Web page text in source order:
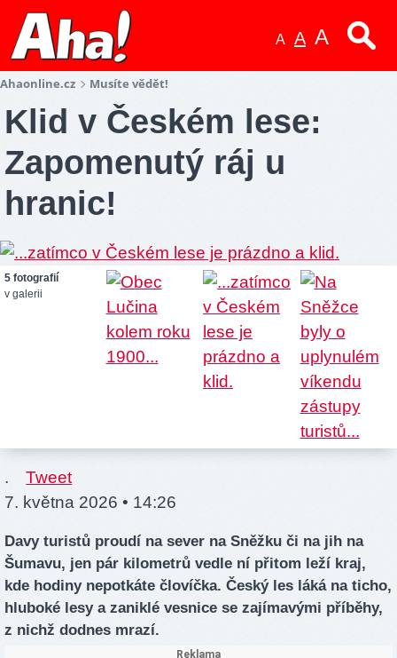
A A A
Ahaonline.cz Musíte vědět!
Klid v Českém lese:
Zapomenutý ráj u
hranic!
5 fotografií
v galerii
.
Tweet
7. května 2026 • 14:26
Davy turistů proudí na sever na Sněžku či na jih na
Šumavu, jen pár kilometrů vedle ní přitom leží kraj,
kde hodiny nepotkáte človíčka. Český les láká na ticho,
hluboké lesy a zaniklé vesnice se zajímavými příběhy,
z nichž dodnes mrazí.